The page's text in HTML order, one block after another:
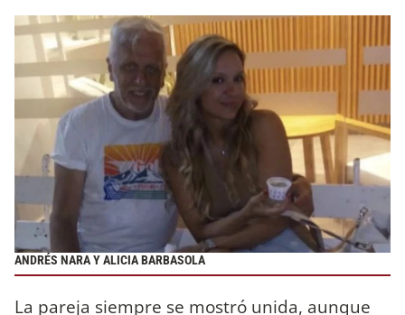
ANDRÉS NARA Y ALICIA BARBASOLA
La pareja siempre se mostró unida, aunque